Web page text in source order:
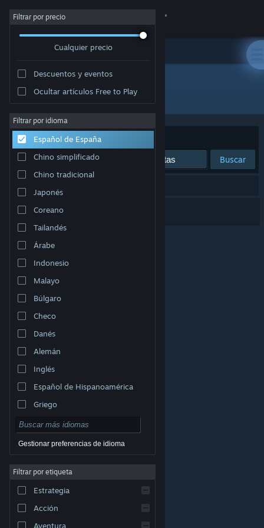
Iniciar sesión
Acerca de
Soporte
Cambiar idioma
Descargar Steam Mobile
Ver versión clásica
© Valve Corporation. Todos los derechos reservados.
respectivos dueños en EE. UU. y otros países.
Acuerdo de Suscriptor a Steam
Cookies
Filtrar por precio
Cualquier precio
Descuentos y eventos
Ocultar artículos Free to Play
Filtrar por idioma
Español de España
Chino simplificado
Chino tradicional
Japonés
Coreano
Tailandés
Árabe
Indonesio
Malayo
Búlgaro
Checo
Danés
Alemán
Inglés
Español de Hispanoamérica
Griego
Gestionar preferencias de idioma
Filtrar por etiqueta
Estrategia
Acción
Aventura
Desarrollador: Cosmic Dreams
Ordenar por Relevancia
Buscar